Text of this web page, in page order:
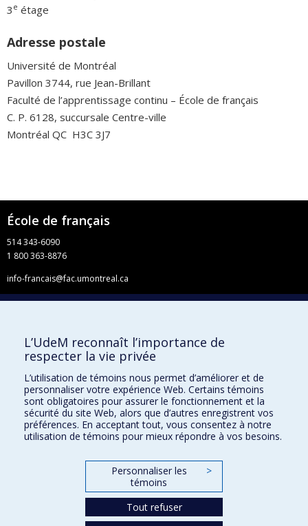
3 e étage
Adresse postale
Université de Montréal
Pavillon 3744, rue Jean-Brillant
Faculté de l’apprentissage continu – École de français
C. P. 6128, succursale Centre-ville
Montréal QC H3C 3J7
École de français
514 343-6090
1 800 363-8876
info-francais@fac.umontreal.ca
Université de Montréal
C. P. 6128, succursale Centre-ville
Montréal QC H3C 3J7
Facebook
YouTube
Faculté de l’apprentissage continu
Centre de perfectionnement
Abonnez-vous à notre infolettre
L’UdeM reconnaît l’importance de
respecter la vie privée
L’utilisation de témoins nous permet d’améliorer et de
personnaliser votre expérience Web. Certains témoins
sont obligatoires pour assurer le fonctionnement et la
sécurité du site Web, alors que d’autres enregistrent vos
préférences. En acceptant tout, vous consentez à notre
utilisation de témoins pour mieux répondre à vos besoins.
Personnaliser les
témoins
>
Tout refuser